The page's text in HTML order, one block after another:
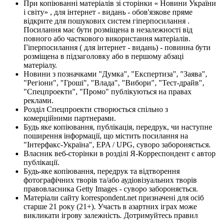
При копіюванні матеріалів зі сторінки « Новини України
і світу» , для інтернет - видань - обов'язкове пряме
відкрите для пошукових систем гіперпосилання .
Посилання має бути розміщена в незалежності від
повного або часткового використання матеріалів.
Гіперпосилання ( для інтернет - видань) - повинна бути
розміщена в підзаголовку або в першому абзаці
матеріалу.
Новини з позначками "Думка", "Експертиза", "Заява",
"Регіони", "Гроші", "Влада", "Вибори", "Тест-драйв",
"Спецпроекти", "Промо" публікуються на правах
реклами.
Розділ Спецпроекти створюється спільно з
комерційними партнерами.
Будь яке копіювання, публікація, передрук, чи наступне
поширення інформації, що містить посилання на
"Інтерфакс-Україна", EPA / UPG, суворо забороняється.
Власник веб-сторінки в розділі Я-Корреспондент є автор
публікації.
Будь-яке копіювання, передрук та відтворення
фотографічних творів та/або аудіовізуальних творів
правовласника Getty Images - суворо забороняється.
Матеріали сайту korrespondent.net призначені для осіб
старше 21 року (21+). Участь в азартних іграх може
викликати ігрову залежність. Дотримуйтесь правил